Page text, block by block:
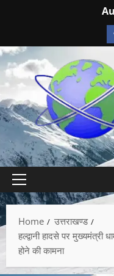
Home
उत्तराखण्ड
हल्द्वानी हादसे पर
होने की कामना